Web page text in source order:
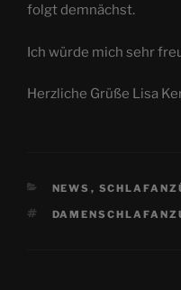
folgt demnächst.
Ich würde mich sehr
Herzliche Grüße Lisa
KATEGORIEN
NEWS ,
SCHLAGWÖRTER